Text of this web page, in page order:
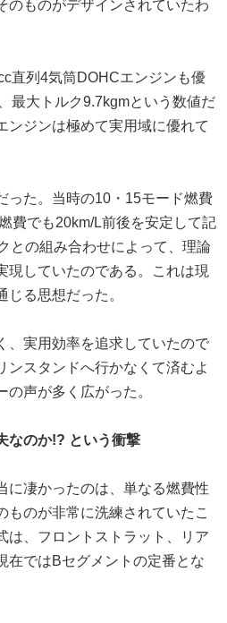
のものがデザインされていたわ
直列4気筒DOHCエンジンも優
最大トルク9.7kgmという数値だ
ンジンは極めて実用域に優れて
った。当時の10・15モード燃費
費でも20km/L前後を安定して記
との組み合わせによって、理論
現していたのである。これは現
じる思想だった。
、実用効率を追求していたので
ンスタンドへ行かなくて済むよ
の声が多く広がった。
なのか!? という衝撃
に凄かったのは、単なる燃費性
ものが非常に洗練されていたこ
は、フロントストラット、リア
在ではBセグメントの定番とな